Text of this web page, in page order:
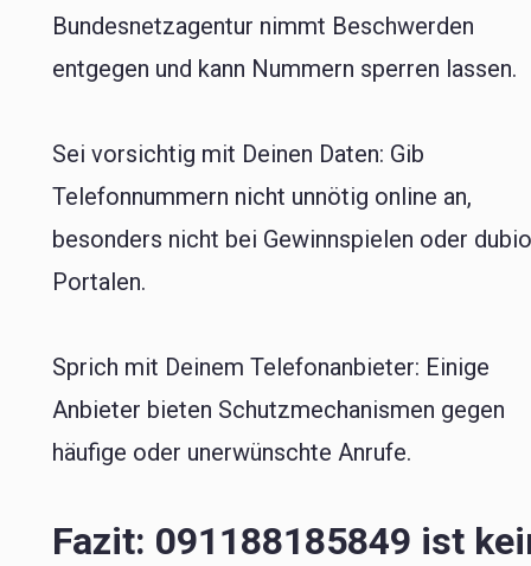
Bundesnetzagentur nimmt Beschwerden
entgegen und kann Nummern sperren lassen.
Sei vorsichtig mit Deinen Daten: Gib
Telefonnummern nicht unnötig online an,
besonders nicht bei Gewinnspielen oder
Portalen.
Sprich mit Deinem Telefonanbieter: Einige
Anbieter bieten Schutzmechanismen gegen
häufige oder unerwünschte Anrufe.
Fazit: 091188185849 ist